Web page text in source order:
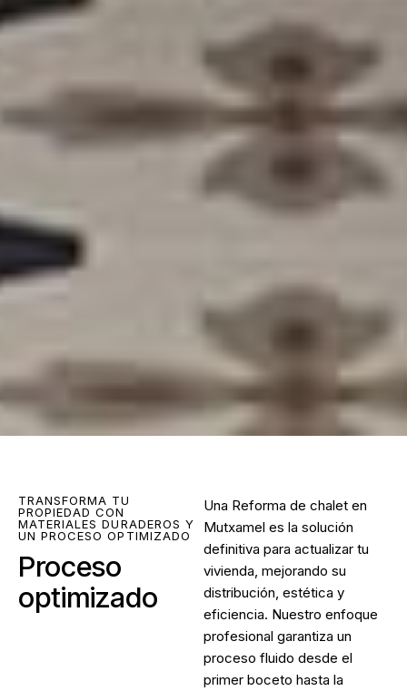
TRANSFORMA TU
PROPIEDAD CON
MATERIALES DURADEROS Y
UN PROCESO OPTIMIZADO
Proceso
optimizado
Una Reforma de chalet en
Mutxamel es la solución
definitiva para actualizar tu
vivienda, mejorando su
distribución, estética y
eficiencia. Nuestro enfoque
profesional garantiza un
proceso fluido desde el
primer boceto hasta la